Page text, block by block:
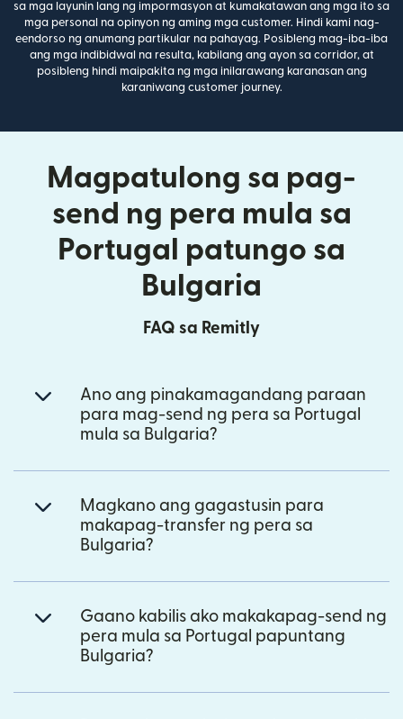
sa mga layunin lang ng impormasyon at kumakatawan ang mga ito sa
mga personal na opinyon ng aming mga customer. Hindi kami nag-
eendorso ng anumang partikular na pahayag. Posibleng mag-iba-iba
ang mga indibidwal na resulta, kabilang ang ayon sa corridor, at
posibleng hindi maipakita ng mga inilarawang karanasan ang
karaniwang customer journey.
Magpatulong sa pag-
send ng pera mula sa
Portugal patungo sa
Bulgaria
FAQ sa Remitly
Ano ang pinakamagandang paraan
para mag-send ng pera sa Portugal
mula sa Bulgaria?
Magkano ang gagastusin para
makapag-transfer ng pera sa
Bulgaria?
Gaano kabilis ako makakapag-send ng
pera mula sa Portugal papuntang
Bulgaria?